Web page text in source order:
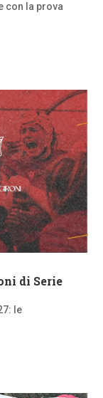
con la prova
di Serie
le